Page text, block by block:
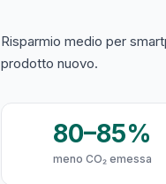
Risparmio medio per
prodotto nuovo.
80–85%
meno CO₂ emessa